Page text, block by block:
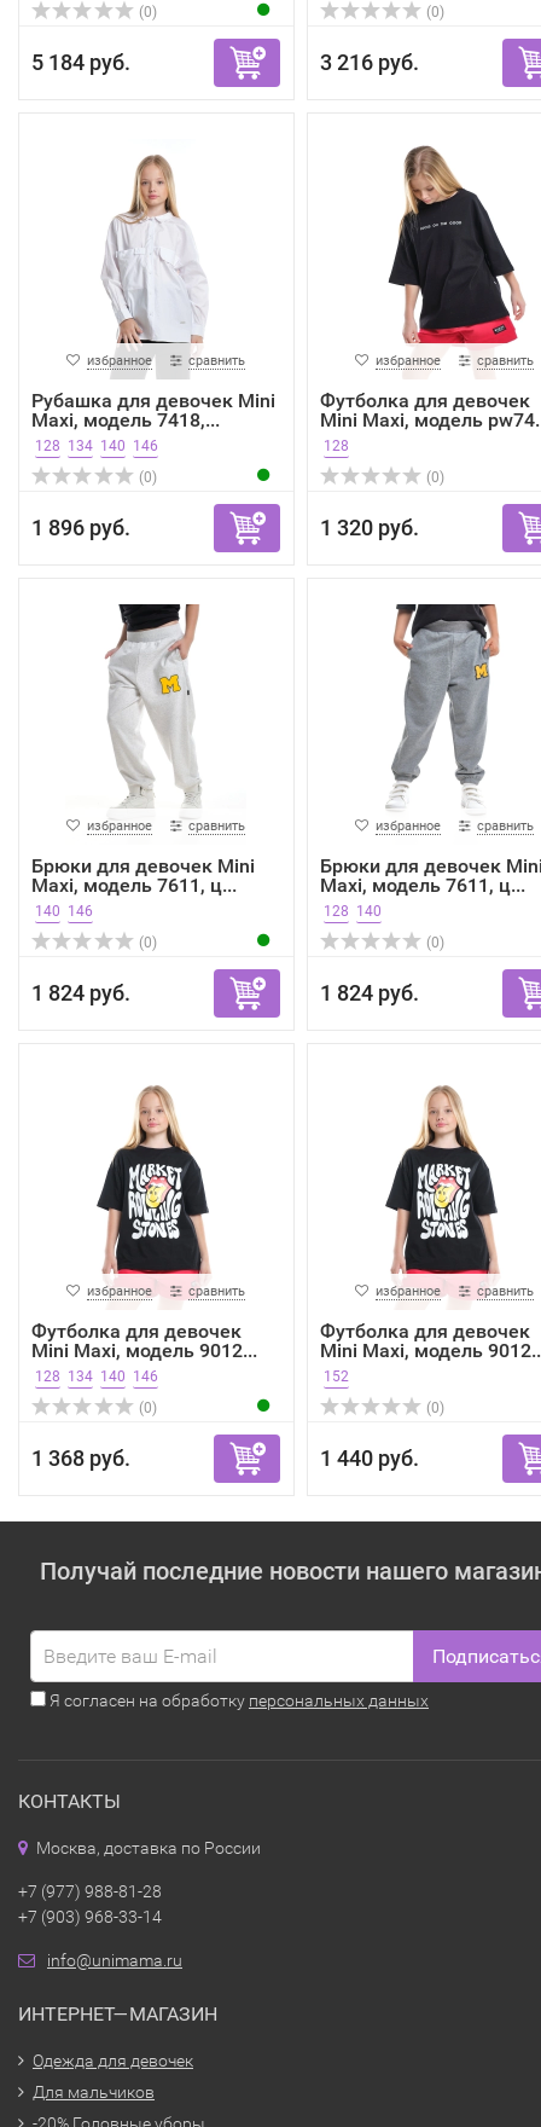
(0)
5 184 руб.
(0)
3 216 руб.
избранное сравнить
Рубашка для девочек Mini
Maxi, модель 7418,...
128 134 140 146
(0)
1 896 руб.
избранное сравнить
Футболка для девочек
Mini Maxi, модель
128
(0)
1 320 руб.
избранное сравнить
Брюки для девочек Mini
Maxi, модель 7611, ц...
140 146
(0)
1 824 руб.
избранное сравнить
Брюки для девочек
Maxi, модель 7611, ц...
128 140
(0)
1 824 руб.
избранное сравнить
Футболка для девочек
Mini Maxi, модель 9012...
128 134 140 146
(0)
1 368 руб.
избранное сравнить
Футболка для девочек
Mini Maxi, модель
152
(0)
1 440 руб.
Получай последние новости нашего
Я согласен на обработку персональных данных
КОНТАКТЫ
Москва, доставка по России
+7 (977) 988-81-28
+7 (903) 968-33-14
info@unimama.ru
ИНТЕРНЕТ—МАГАЗИН
Одежда для девочек
Для мальчиков